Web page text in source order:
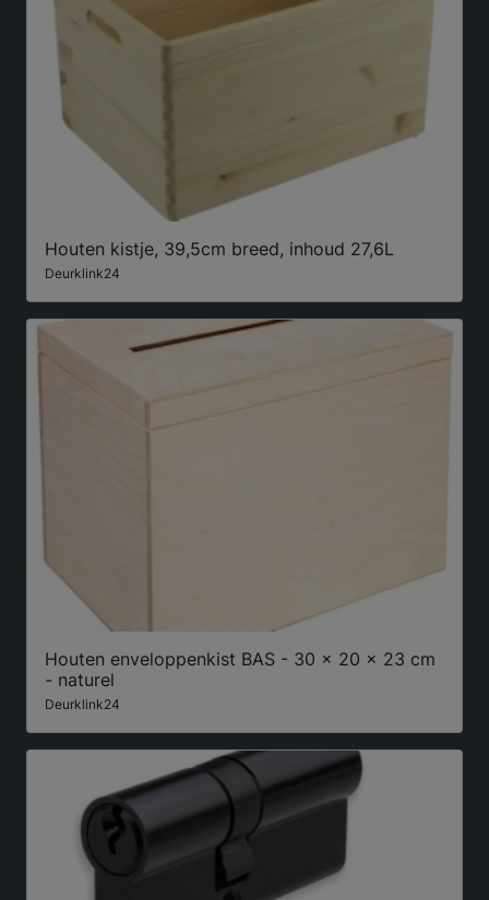
Houten kistje, 39,5cm breed, inhoud 27,6L
Deurklink24
Houten enveloppenkist BAS - 30 x 20 x 23 cm
- naturel
Deurklink24